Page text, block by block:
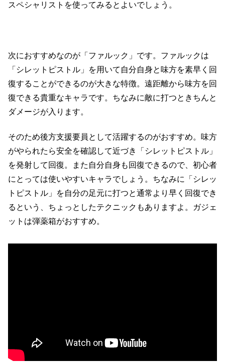
スペシャリストを使ってみるとよいでしょう。
次におすすめなのが「ファルック」です。ファルックは
「シレットピストル」を用いて自分自身と味方を素早く回
復することができるのが大きな特徴。遠距離から味方を回
復できる貴重なキャラです。ちなみに敵に打つときちんと
ダメージが入ります。
そのため後方支援要員として活躍するのがおすすめ。味方
がやられたら安全を確認して近づき「シレットピストル」
を発射して回復。また自分自身も回復できるので、初心者
にとっては使いやすいキャラでしょう。ちなみに「シレッ
トピストル」を自分の足元に打つと通常より早く回復でき
るという、ちょっとしたテクニックもありますよ。ガジェ
ットは弾薬箱がおすすめ。